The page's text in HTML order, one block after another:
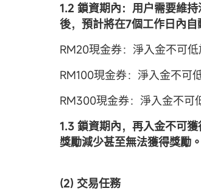
1.2 鎖資期內：用户需要維
後，預計將在7個工作日內自
RM20現金券：淨入金不可
RM100現金券：淨入金不可
RM300現金券：淨入金不可
1.3 鎖資期內， 再入金不可獲
獎勵減少甚至無法獲得獎勵。
(2) 交易任務